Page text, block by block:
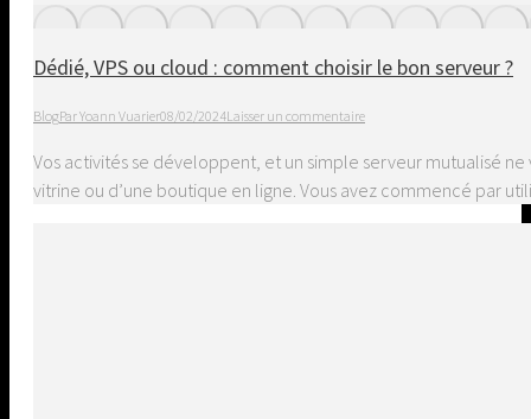
Dédié, VPS ou cloud : comment choisir le bon serveur ?
BlogParYoann Vuarier08/02/2024Laisser un commentaire
Vos activités se développent, et un simple serveur mutualisé ne
vitrine ou d’une boutique en ligne. Vous avez commencé par